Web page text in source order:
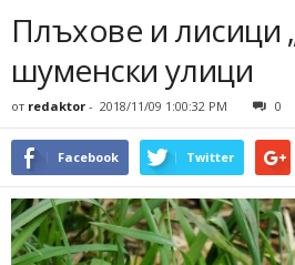
Плъхове и лисици
шуменски улици
от redaktor - 2018/11/09 1:00:32 PM 0
Facebook Twitter